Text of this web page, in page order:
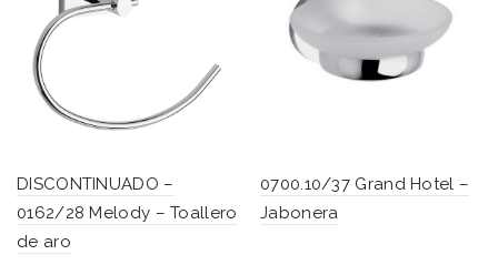
DISCONTINUADO –
0162/28 Melody – Toallero
de aro
0700.10/37 Grand Hotel –
Jabonera